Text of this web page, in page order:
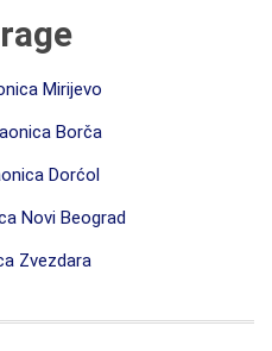
Mirijevo
Borča
Dorćol
Novi Beograd
Zvezdara